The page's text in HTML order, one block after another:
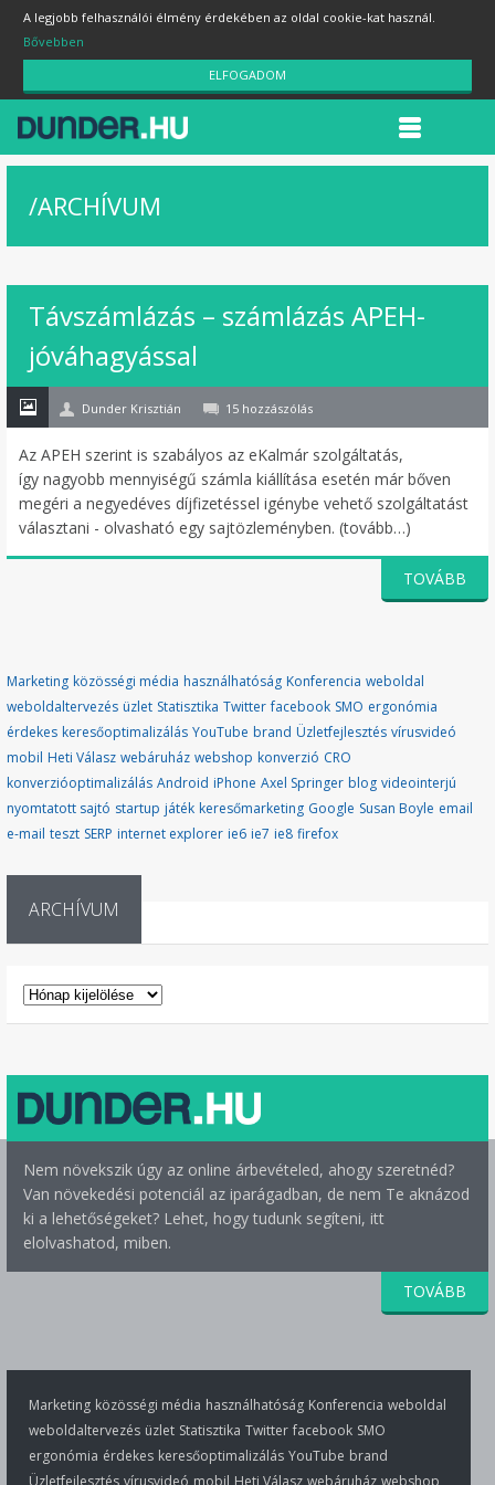
A legjobb felhasználói élmény érdekében az oldal cookie-kat használ.
Bővebben
ELFOGADOM
/ARCHÍVUM
Távszámlázás – számlázás APEH-
jóváhagyással
17
jún
Dunder Krisztián 15 hozzászólás
Az APEH szerint is szabályos az eKalmár szolgáltatás,
így nagyobb mennyiségű számla kiállítása esetén már bőven
megéri a negyedéves díjfizetéssel igénybe vehető szolgáltatást
választani - olvasható egy sajtözleményben. (tovább…)
TOVÁBB
Marketing közösségi média használhatóság Konferencia weboldal
weboldaltervezés üzlet Statisztika Twitter facebook SMO ergonómia
érdekes keresőoptimalizálás YouTube brand Üzletfejlesztés vírusvideó
mobil Heti Válasz webáruház webshop konverzió CRO
konverzióoptimalizálás Android iPhone Axel Springer blog videointerjú
nyomtatott sajtó startup játék keresőmarketing Google Susan Boyle email
e-mail teszt SERP internet explorer ie6 ie7 ie8 firefox
ARCHÍVUM
ARCHÍVUM
Nem növekszik úgy az online árbevételed, ahogy szeretnéd?
Van növekedési potenciál az iparágadban, de nem Te aknázod
ki a lehetőségeket? Lehet, hogy tudunk segíteni, itt
elolvashatod, miben.
TOVÁBB
Marketing közösségi média használhatóság Konferencia weboldal
weboldaltervezés üzlet Statisztika Twitter facebook SMO
ergonómia érdekes keresőoptimalizálás YouTube brand
Üzletfejlesztés vírusvideó mobil Heti Válasz webáruház webshop